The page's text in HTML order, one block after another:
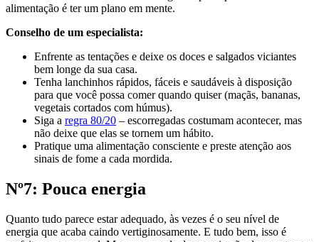
alimentação é ter um plano em mente.
Conselho de um especialista:
Enfrente as tentações e deixe os doces e salgados viciantes
bem longe da sua casa.
Tenha lanchinhos rápidos, fáceis e saudáveis à disposição
para que você possa comer quando quiser (maçãs, bananas,
vegetais cortados com húmus).
Siga a regra 80/20 – escorregadas costumam acontecer, mas
não deixe que elas se tornem um hábito.
Pratique uma alimentação consciente e preste atenção aos
sinais de fome a cada mordida.
Nº7: Pouca energia
Quanto tudo parece estar adequado, às vezes é o seu nível de
energia que acaba caindo vertiginosamente. E tudo bem, isso é